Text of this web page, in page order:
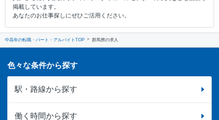
掲載しています。
あなたのお仕事探しにぜひご活用ください。
中高年の転職・パート・アルバイトTOP 群馬県の求人
色々な条件から探す
駅・路線から探す
働く時間から探す